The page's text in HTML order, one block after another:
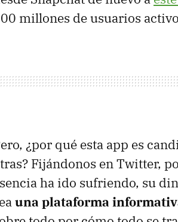
millones de usuarios
¿por qué esta app es
Fijándonos en Twitter,
ha ido sufriendo, su
una plataforma